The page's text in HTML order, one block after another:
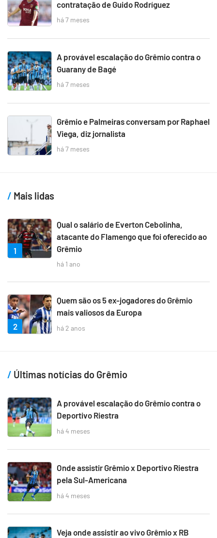
contratação de Guido Rodríguez
há 7 meses
A provável escalação do Grêmio contra o
Guarany de Bagé
há 7 meses
Grêmio e Palmeiras conversam por Raphael
Viega, diz jornalista
há 7 meses
Mais lidas
1
Qual o salário de Everton Cebolinha,
atacante do Flamengo que foi oferecido ao
Grêmio
há 1 ano
2
Quem são os 5 ex-jogadores do Grêmio
mais valiosos da Europa
há 2 anos
Últimas notícias do Grêmio
A provável escalação do Grêmio contra o
Deportivo Riestra
há 4 meses
Onde assistir Grêmio x Deportivo Riestra
pela Sul-Americana
há 4 meses
Veja onde assistir ao vivo Grêmio x RB